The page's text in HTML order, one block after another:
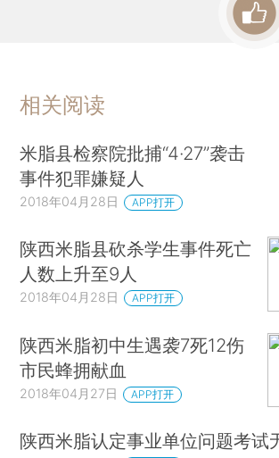
相关阅读
米脂县检察院批捕“4·27”袭击
事件犯罪嫌疑人
2018年04月28日 APP打开
陕西米脂县砍杀学生事件死亡
人数上升至9人
2018年04月28日 APP打开
陕西米脂初中生遇袭7死12伤
市民蜂拥献血
2018年04月27日 APP打开
陕西米脂认定事业单位问题考试